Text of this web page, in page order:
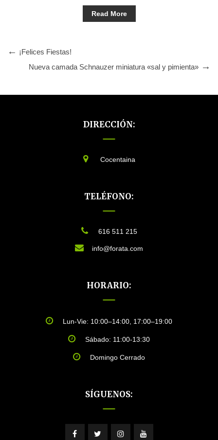
Read More
¡Felices Fiestas!
Nueva camada Schnauzer miniatura «sal y pimienta»
DIRECCIÓN:
Cocentaina
TELÉFONO:
616 511 215
info@forata.com
HORARIO:
Lun-Vie: 10:00–14:00, 17:00–19:00
Sábado: 11:00-13:30
Domingo Cerrado
SÍGUENOS: